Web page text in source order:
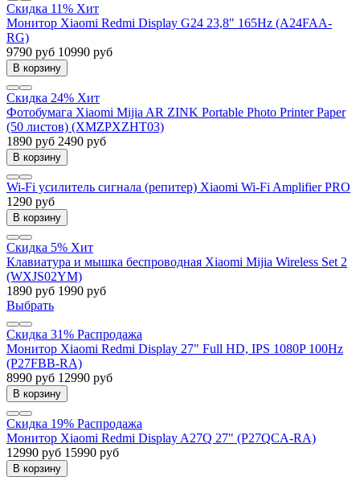
Скидка 11% Хит
Монитор Xiaomi Redmi Display G24 23,8" 165Hz (A24FAA-
RG)
9790 руб 10990 руб
В корзину
Скидка 24% Хит
Фотобумага Xiaomi Mijia AR ZINK Portable Photo Printer Paper
(50 листов) (XMZPXZHT03)
1890 руб 2490 руб
В корзину
Wi-Fi усилитель сигнала (репитер) Xiaomi Wi-Fi Amplifier PRO
1290 руб
В корзину
Скидка 5% Хит
Клавиатура и мышка беспроводная Xiaomi Mijia Wireless Set 2
(WXJS02YM)
1890 руб 1990 руб
Выбрать
Скидка 31% Распродажа
Монитор Xiaomi Redmi Display 27" Full HD, IPS 1080P 100Hz
(P27FBB-RA)
8990 руб 12990 руб
В корзину
Скидка 19% Распродажа
Монитор Xiaomi Redmi Display A27Q 27" (P27QCA-RA)
12990 руб 15990 руб
В корзину